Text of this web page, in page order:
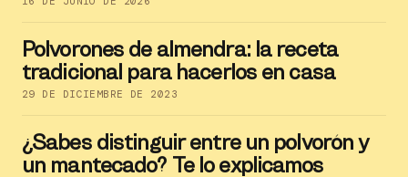
Polvorones de almendra: la receta
tradicional para hacerlos en casa
29 DE DICIEMBRE DE 2023
¿Sabes distinguir entre un polvorón y
un mantecado? Te lo explicamos